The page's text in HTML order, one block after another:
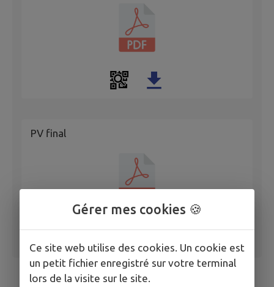
PV final
Gérer mes cookies 🍪
Ce site web utilise des cookies. Un cookie est
un petit fichier enregistré sur votre terminal
lors de la visite sur le site.